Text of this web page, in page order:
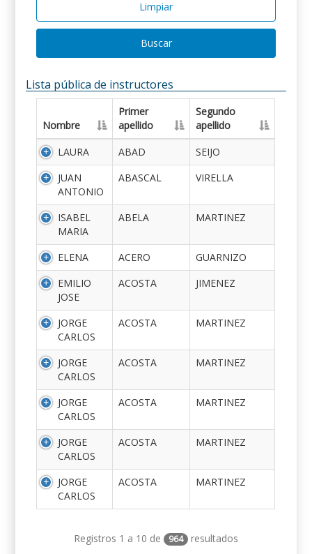
Limpiar
Buscar
Lista pública de instructores
Nombre
Primer
apellido
Segundo
apellido
LAURA
ABAD
SEIJO
JUAN
ANTONIO
ABASCAL VIRELLA
ISABEL
MARIA
ABELA MARTINEZ
ELENA ACERO
GUARNIZO
EMILIO
JOSE
ACOSTA JIMENEZ
JORGE
CARLOS
ACOSTA MARTINEZ
JORGE
CARLOS
ACOSTA MARTINEZ
JORGE
CARLOS
ACOSTA MARTINEZ
JORGE
CARLOS
ACOSTA MARTINEZ
JORGE
CARLOS
ACOSTA MARTINEZ
Registros 1 a 10 de 964 resultados